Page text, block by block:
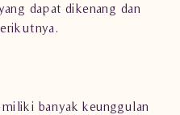
dapat dikenang dan
banyak keunggulan